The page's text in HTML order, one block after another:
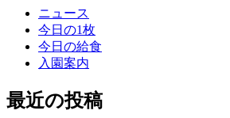
ニュース
今日の1枚
今日の給食
入園案内
最近の投稿